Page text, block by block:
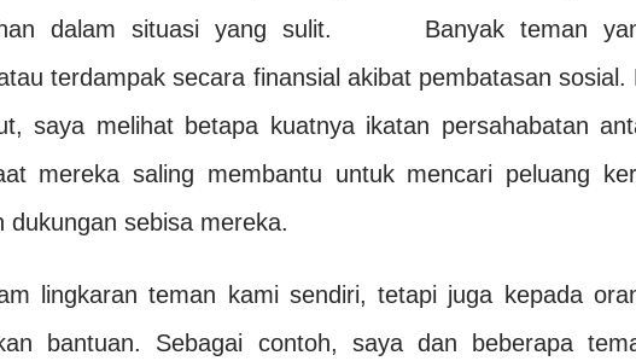
dalam situasi yang sulit. Banyak teman
terdampak secara finansial akibat pembatasan sosial.
saya melihat betapa kuatnya ikatan persahabatan
mereka saling membantu untuk mencari peluang
dukungan sebisa mereka.
lingkaran teman kami sendiri, tetapi juga kepada
bantuan. Sebagai contoh, saya dan beberapa